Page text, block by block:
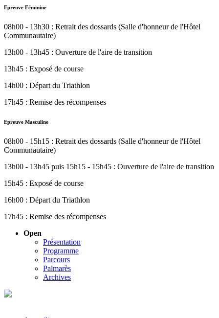
Epreuve Féminine
08h00 - 13h30 : Retrait des dossards (Salle d'honneur de l'Hôtel
Communautaire)
13h00 - 13h45 : Ouverture de l'aire de transition
13h45 : Exposé de course
14h00 : Départ du Triathlon
17h45 : Remise des récompenses
Epreuve Masculine
08h00 - 15h15 : Retrait des dossards (Salle d'honneur de l'Hôtel
Communautaire)
13h00 - 13h45 puis 15h15 - 15h45 : Ouverture de l'aire de transition
15h45 : Exposé de course
16h00 : Départ du Triathlon
17h45 : Remise des récompenses
Open
Présentation
Programme
Parcours
Palmarès
Archives